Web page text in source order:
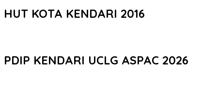
HUT KOTA KENDARI 2016
PDIP KENDARI UCLG ASPAC 2026